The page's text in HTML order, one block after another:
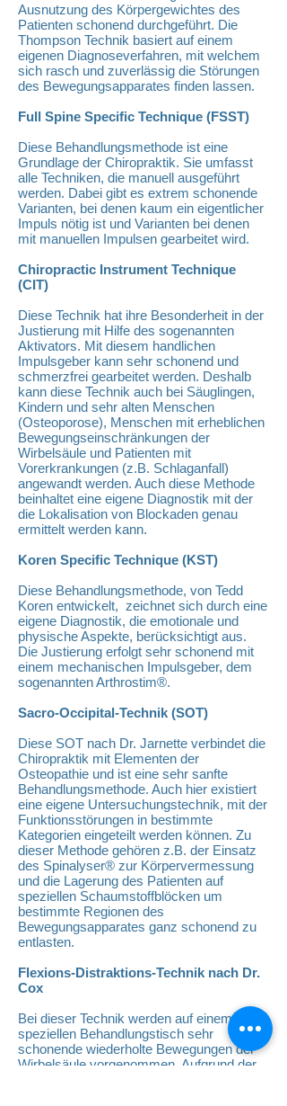
Ausnutzung des Körpergewichtes des
Patienten schonend durchgeführt. Die
Thompson Technik basiert auf einem
eigenen Diagnoseverfahren, mit welchem
sich rasch und zuverlässig die Störungen
des Bewegungsapparates finden lassen.
Full Spine Specific Technique (FSST)
Diese Behandlungsmethode ist eine
Grundlage der Chiropraktik. Sie umfasst
alle Techniken, die manuell ausgeführt
werden. Dabei gibt es extrem schonende
Varianten, bei denen kaum ein eigentlicher
Impuls nötig ist und Varianten bei denen
mit manuellen Impulsen gearbeitet wird.
Chiropractic Instrument Technique
(CIT)
Diese Technik hat ihre Besonderheit in der
Justierung mit Hilfe des sogenannten
Aktivators. Mit diesem handlichen
Impulsgeber kann sehr schonend und
schmerzfrei gearbeitet werden. Deshalb
kann diese Technik auch bei Säuglingen,
Kindern und sehr alten Menschen
(Osteoporose), Menschen mit erheblichen
Bewegungseinschränkungen der
Wirbelsäule und Patienten mit
Vorerkrankungen (z.B. Schlaganfall)
angewandt werden. Auch diese Methode
beinhaltet eine eigene Diagnostik mit der
die Lokalisation von Blockaden genau
ermittelt werden kann.
Koren Specific Technique (KST)
Diese Behandlungsmethode, von Tedd
Koren entwickelt, zeichnet sich durch eine
eigene Diagnostik, die emotionale und
physische Aspekte, berücksichtigt aus.
Die Justierung erfolgt sehr schonend mit
einem mechanischen Impulsgeber, dem
sogenannten Arthrostim®.
Sacro-Occipital-Technik (SOT)
Diese SOT nach Dr. Jarnette verbindet die
Chiropraktik mit Elementen der
Osteopathie und ist eine sehr sanfte
Behandlungsmethode. Auch hier existiert
eine eigene Untersuchungstechnik, mit der
Funktionsstörungen in bestimmte
Kategorien eingeteilt werden können. Zu
dieser Methode gehören z.B. der Einsatz
des Spinalyser® zur Körpervermessung
und die Lagerung des Patienten auf
speziellen Schaumstoffblöcken um
bestimmte Regionen des
Bewegungsapparates ganz schonend zu
entlasten.
Flexions-Distraktions-Technik nach Dr.
Cox
Bei dieser Technik werden auf einem
speziellen Behandlungstisch sehr
schonende wiederholte Bewegungen der
Wirbelsäule vorgenommen. Aufgrund der